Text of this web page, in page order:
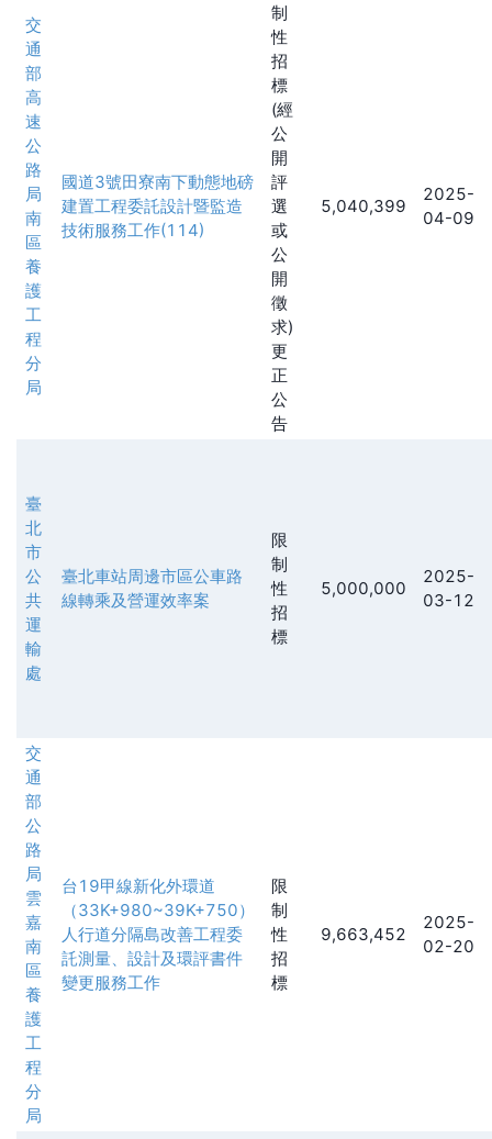
交
通
部
高
速
公
路
局
南
區
養
護
工
程
分
局
國道3號田寮南下動態地磅
建置工程委託設計暨監造
技術服務工作(114)
制
性
招
標
(經
公
開
評
選
或
公
開
徵
求)
更
正
公
告
5,040,399
2025-
04-09
臺
北
市
公
共
運
輸
處
臺北車站周邊市區公車路
線轉乘及營運效率案
限
制
性
招
標
5,000,000
2025-
03-12
交
通
部
公
路
局
雲
嘉
南
區
養
護
工
程
分
局
台19甲線新化外環道
（33K+980~39K+750）
人行道分隔島改善工程委
託測量、設計及環評書件
變更服務工作
限
制
性
招
標
9,663,452
2025-
02-20